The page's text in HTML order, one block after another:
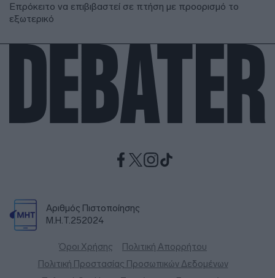
Επρόκειτο να επιβιβαστεί σε πτήση με προορισμό το
εξωτερικό
Αριθμός Πιστοποίησης
Μ.Η.Τ.252024
Όροι Χρήσης
Πολιτική Απορρήτου
Πολιτική Προστασίας Προσωπικών Δεδομένων